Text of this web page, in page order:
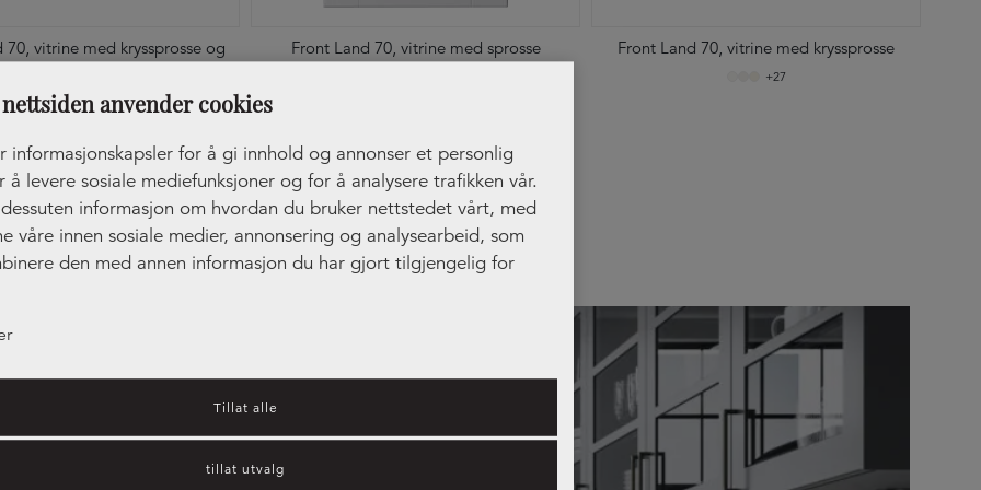
anvender cookies
informasjonskapsler for å gi innhold og annonser et personlig
å levere sosiale mediefunksjoner og for å analysere trafikken vår.
informasjon om hvordan du bruker nettstedet vårt, med
våre innen sosiale medier, annonsering og analysearbeid, som
den med annen informasjon du har gjort tilgjengelig for
som de har samlet inn gjennom din bruk av tjenestene deres.
Tillat alle
tillat utvalg
70, vitrine med kryssprosse og
+27
Front Land 70, vitrine med sprosse Front Land 70, vitrine med kryssprosse
+27